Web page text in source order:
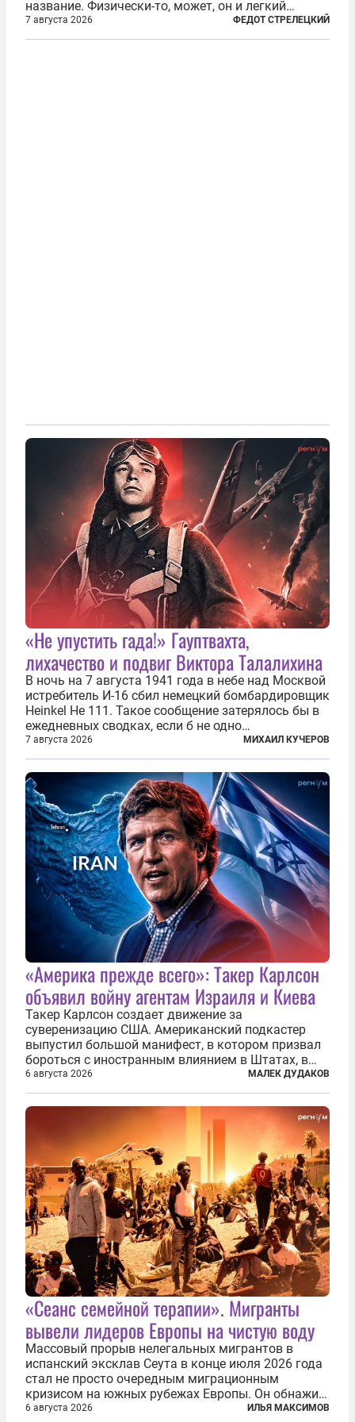
название. Физически-то, может, он и легкий
относительно. Но метафизически —
безотносительно тяжелый. Десять рассказов,
7 августа 2026 ФЕДОТ СТРЕЛЕЦКИЙ
«Не упустить гада!» Гауптвахта,
лихачество и подвиг Виктора Талалихина
В ночь на 7 августа 1941 года в небе над Москвой
истребитель И-16 сбил немецкий бомбардировщик
Heinkel He 111. Такое сообщение затерялось бы в
ежедневных сводках, если б не одно
обстоятельство. Это был один из первых в
истории отечественной авиации ночных таранов.
У пилота — младшего лейтенанта...
7 августа 2026 МИХАИЛ КУЧЕРОВ
«Америка прежде всего»: Такер Карлсон
объявил войну агентам Израиля и Киева
Такер Карлсон создает движение за
суверенизацию США. Американский подкастер
выпустил большой манифест, в котором призвал
бороться с иностранным влиянием в Штатах, в
первую очередь имея в виду Израиль. А также
прекратить заморские войны, выплатить
репарации Ирану, остановить прием мигрантов...
6 августа 2026 МАЛЕК ДУДАКОВ
«Сеанс семейной терапии». Мигранты
вывели лидеров Европы на чистую воду
Массовый прорыв нелегальных мигрантов в
испанский эксклав Сеута в конце июля 2026 года
стал не просто очередным миграционным
кризисом на южных рубежах Европы. Он обнажил
фундаментальный раскол внутри Евросоюза,
6 августа 2026 ИЛЬЯ МАКСИМОВ